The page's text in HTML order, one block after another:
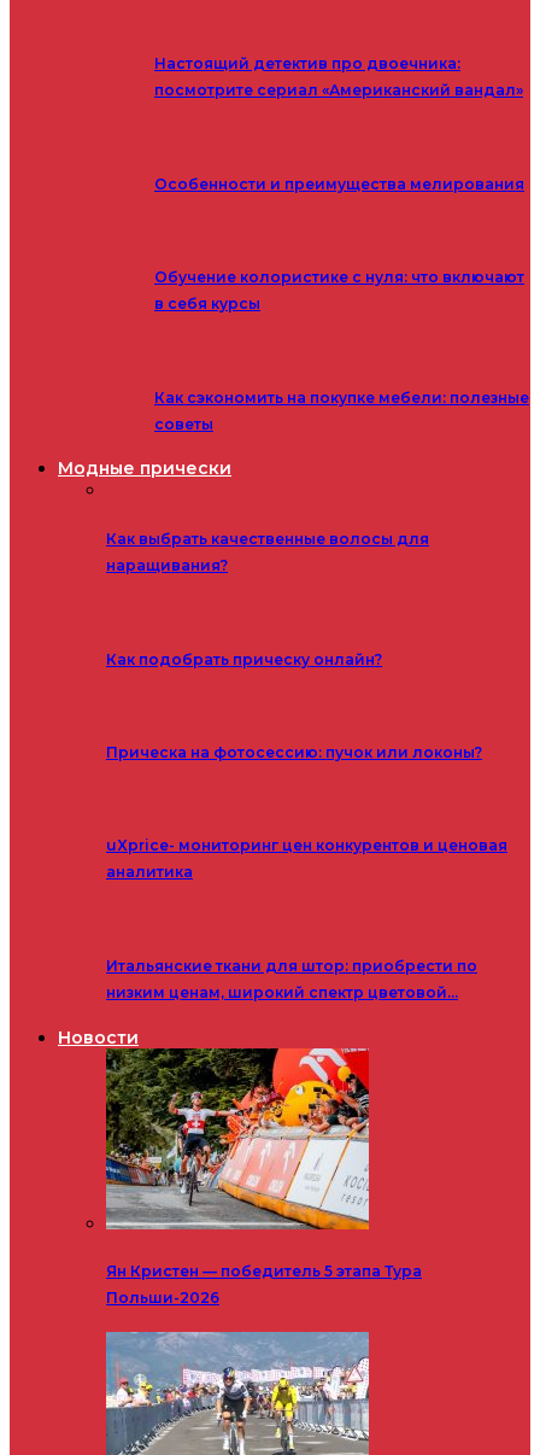
Настоящий детектив про двоечника:
посмотрите сериал «Американский вандал»
Особенности и преимущества мелирования
Обучение колористике с нуля: что включают
в себя курсы
Как сэкономить на покупке мебели: полезные
советы
Модные прически
Как выбрать качественные волосы для
наращивания?
Как подобрать прическу онлайн?
Прическа на фотосессию: пучок или локоны?
uXprice- мониторинг цен конкурентов и ценовая
аналитика
Итальянские ткани для штор: приобрести по
низким ценам, широкий спектр цветовой…
Новости
Ян Кристен — победитель 5 этапа Тура
Польши-2026